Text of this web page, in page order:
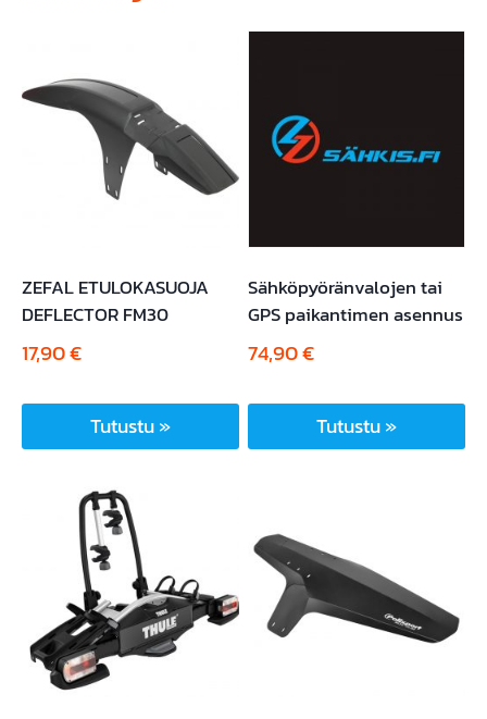
to
ZEFAL ETULOKASUOJA
DEFLECTOR FM30
17,90€
Tutustu »
Sähköpyöränvalojen tai
GPS paikantimen asennus
74,90€
Tutustu »